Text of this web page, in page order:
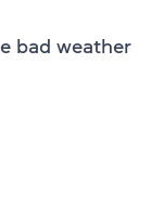
bad weather